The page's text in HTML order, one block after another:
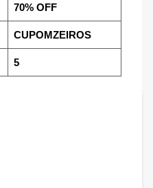
70% OFF
CUPOMZEIROS
5